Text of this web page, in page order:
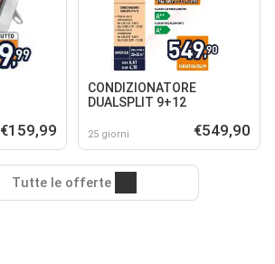
€159,99
CONDIZIONATORE
DUALSPLIT 9+12
25 giorni €549,90
Tutte le offerte